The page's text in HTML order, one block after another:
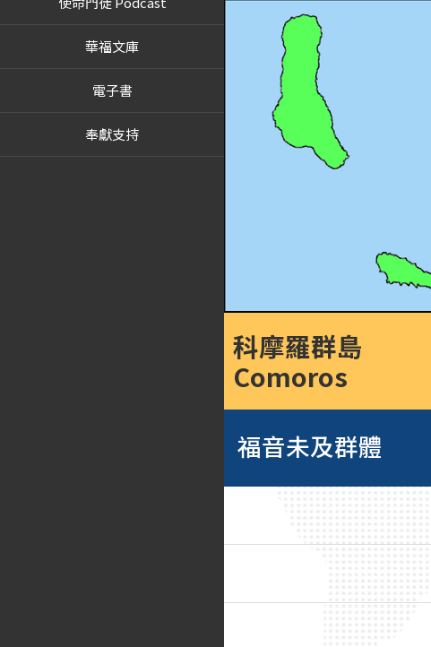
華福文庫
電子書
奉獻支持
科摩羅群島
Comoros
福音未及群體